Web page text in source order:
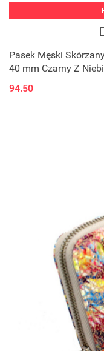
Pasek Męski
40 mm Czarny Z
94.50